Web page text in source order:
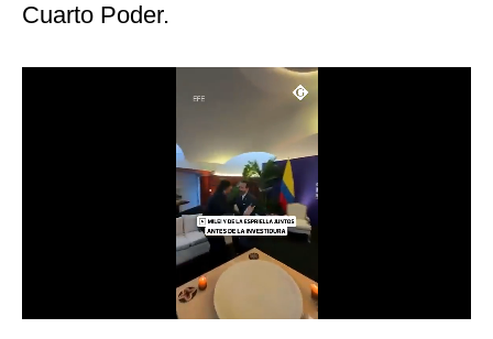
Cuarto Poder.